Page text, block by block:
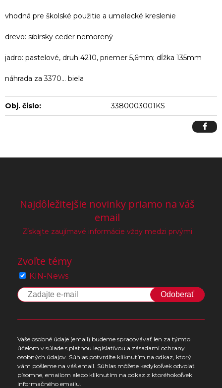
vhodná pre školské použitie a umelecké kreslenie
drevo: sibírsky ceder nemorený
jadro: pastelové, druh 4210, priemer 5,6mm; dĺžka 135mm
náhrada za 3370... biela
Obj. čislo: 3380003001KS
Najdôležitejšie novinky priamo na váš
email
Získajte zaujímavé informácie vždy medzi prvými
Zvoľte témy
KIN-News
Odoberať
Vaše osobné údaje (email) budeme spracovávať len za týmto
účelom v súlade s platnou legislatívou a zásadami ochrany
osobných údajov. Súhlas potvrdíte kliknutím na odkaz, ktorý
vám pošleme na váš email. Súhlas môžete kedykoľvek odvolať
písomne, emailom alebo kliknutím na odkaz z ktoréhokoľvek
informačného emailu.